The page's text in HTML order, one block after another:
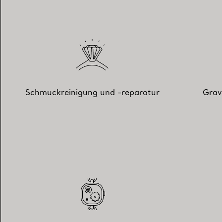
Schmuckreinigung und -reparatur